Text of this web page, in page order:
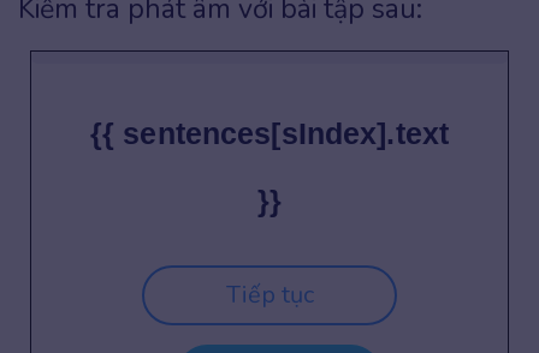
Kiểm tra phát âm với bài tập sau:
{{ sentences[sIndex].text
}}
Tiếp tục